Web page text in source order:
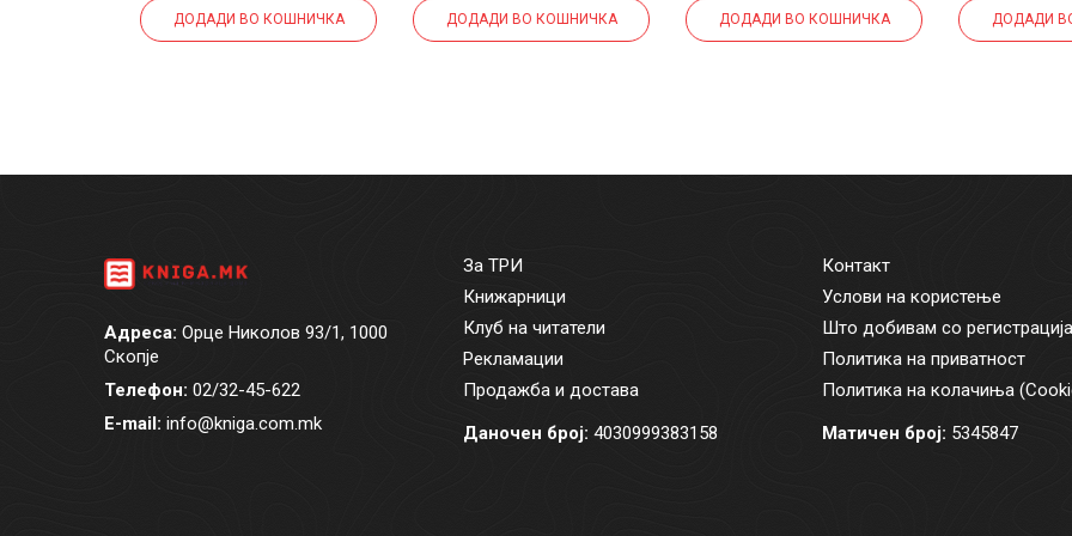
ДОДАДИ ВО КОШНИЧКА ДОДАДИ ВО КОШНИЧКА ДОДАДИ ВО КОШНИЧКА ДОДАДИ
Адреса: Орце Николов 93/1, 1000
Скопје
Телефон: 02/32-45-622
E-mail: info@kniga.com.mk
За ТРИ
Книжарници
Клуб на читатели
Рекламации
Продажба и достава
Даночен број: 4030999383158
Контакт
Услови на користење
Што добивам со регистрација
Политика на приватност
Политика на колачиња
Матичен број: 5345847